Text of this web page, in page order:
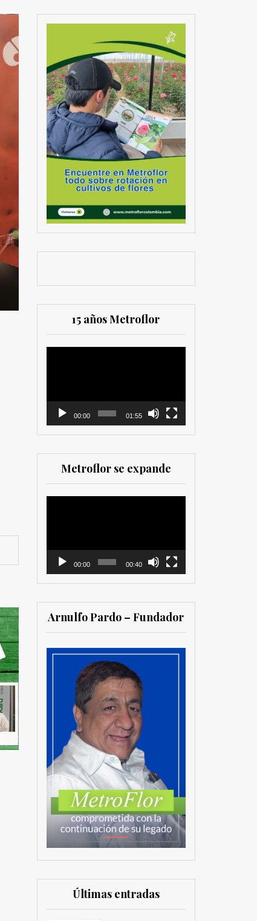
15 años Metroflor
00:00 01:55
Metroflor se expande
00:00 00:40
Arnulfo Pardo – Fundador
Últimas entradas